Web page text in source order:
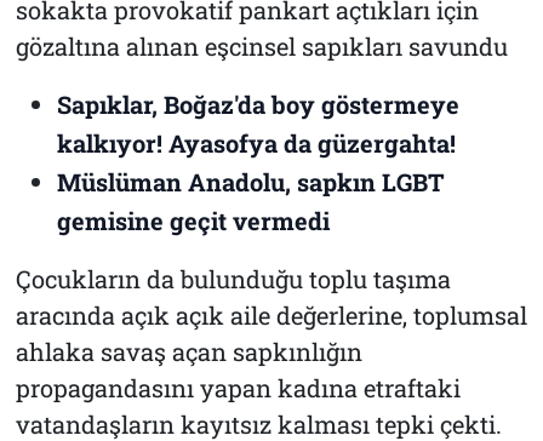
sokakta provokatif pankart açtıkları için
gözaltına alınan eşcinsel sapıkları savundu
Sapıklar, Boğaz'da boy göstermeye
kalkıyor! Ayasofya da güzergahta!
Müslüman Anadolu, sapkın LGBT
gemisine geçit vermedi
Çocukların da bulunduğu toplu taşıma
aracında açık açık aile değerlerine, toplumsal
ahlaka savaş açan sapkınlığın
propagandasını yapan kadına etraftaki
vatandaşların kayıtsız kalması tepki çekti.